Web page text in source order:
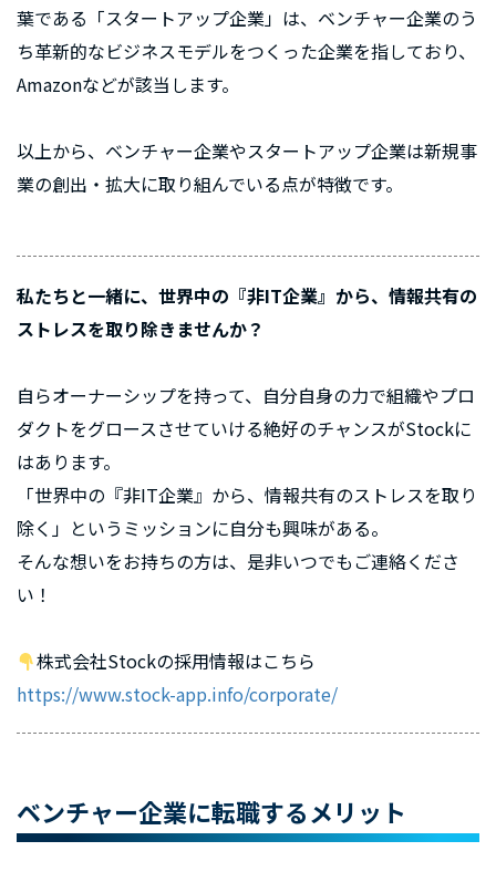
葉である「スタートアップ企業」は、ベンチャー企業のう
ち革新的なビジネスモデルをつくった企業を指しており、
Amazonなどが該当します。
以上から、ベンチャー企業やスタートアップ企業は新規事
業の創出・拡大に取り組んでいる点が特徴です。
私たちと一緒に、世界中の『非IT企業』から、情報共有の
ストレスを取り除きませんか？
自らオーナーシップを持って、自分自身の力で組織やプロ
ダクトをグロースさせていける絶好のチャンスがStockに
はあります。
「世界中の『非IT企業』から、情報共有のストレスを取り
除く」というミッションに自分も興味がある。
そんな想いをお持ちの方は、是非いつでもご連絡くださ
い！
株式会社Stockの採用情報はこちら
https://www.stock-app.info/corporate/
ベンチャー企業に転職するメリット